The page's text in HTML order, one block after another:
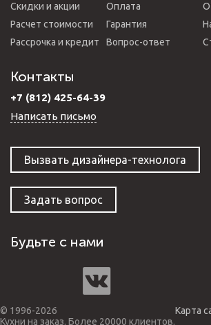
Скидки и акции
Расчет стоимости
Рассрочка и кредит
Оплата
Гарантия
Вопрос-ответ
Контакты
+7 (812) 425-64-39
Написать письмо
Вызвать дизайнера-технолога
Задать вопрос
Будьте с нами
© 1996-2026
Кухни на заказ. Более 20000 клиентов.
Карта